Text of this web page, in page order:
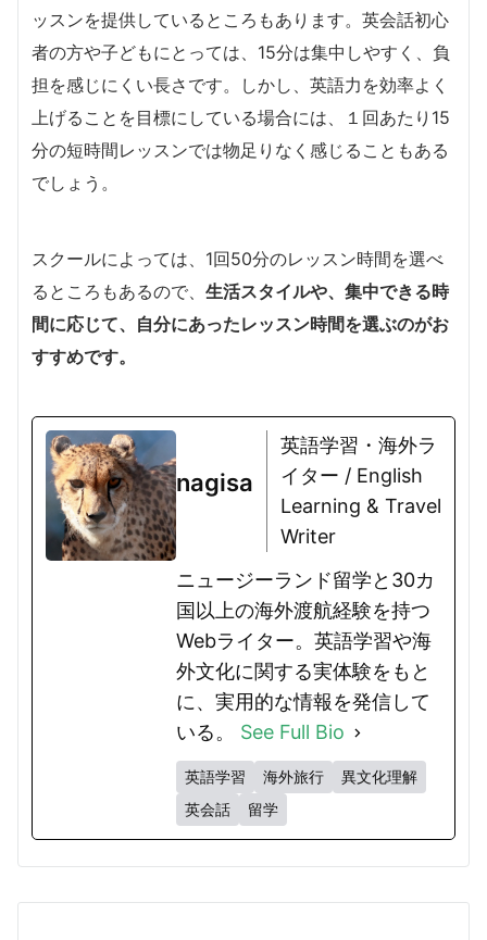
ッスンを提供しているところもあります。英会話初心
者の方や子どもにとっては、15分は集中しやすく、負
担を感じにくい長さです。しかし、英語力を効率よく
上げることを目標にしている場合には、１回あたり15
分の短時間レッスンでは物足りなく感じることもある
でしょう。
スクールによっては、1回50分のレッスン時間を選べ
るところもあるので、 生活スタイルや、集中できる時
間に応じて、自分にあったレッスン時間を選ぶのがお
すすめです。
nagisa
英語学習・海外ラ
イター / English
Learning & Travel
Writer
ニュージーランド留学と30カ
国以上の海外渡航経験を持つ
Webライター。英語学習や海
外文化に関する実体験をもと
に、実用的な情報を発信して
いる。 See Full Bio
英語学習 海外旅行
異文化理解
英会話
留学